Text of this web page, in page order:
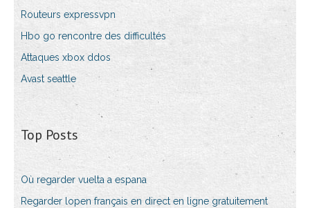
Routeurs expressvpn
Hbo go rencontre des difficultés
Attaques xbox ddos
Avast seattle
Top Posts
Où regarder vuelta a espana
Regarder lopen français en direct en ligne gratuitement